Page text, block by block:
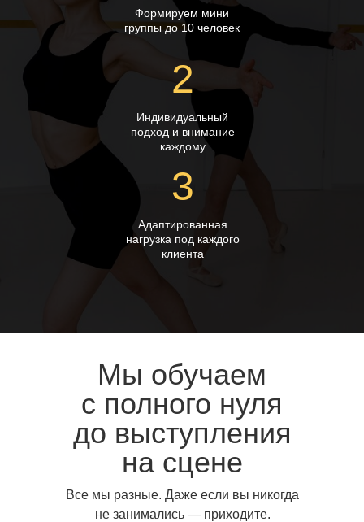
3
Адаптированная
нагрузка под каждого
клиента
2
Индивидуальный
подход и внимание
каждому
Формируем мини
группы до 10 человек
Мы обучаем
с полного нуля
до выступления
на сцене
Все мы разные.
Все мы разные. Даже если вы никогда
не занимались — приходите.